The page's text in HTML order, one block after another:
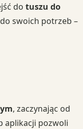
do tuszu do
swoich potrzeb –
, zaczynając od
aplikacji pozwoli